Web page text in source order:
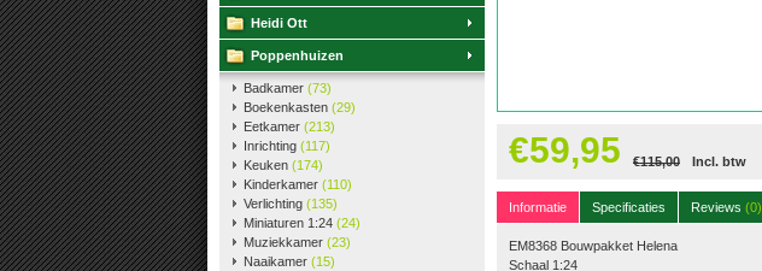
Heidi Ott
Poppenhuizen
Badkamer (73)
Boekenkasten (29)
Eetkamer (213)
Inrichting (117)
Keuken (174)
Kinderkamer (110)
Verlichting (135)
Miniaturen 1:24 (24)
Muziekkamer (23)
Naaikamer (15)
€59,95 €115,00 Incl. btw
Informatie
Specificaties Reviews (0)
EM8368 Bouwpakket Helena
Schaal 1:24